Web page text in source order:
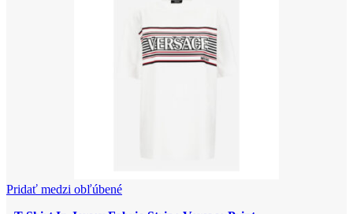
Pridať medzi obľúbené